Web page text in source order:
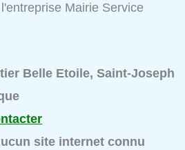
Mairie Service
Belle Etoile, Saint-Joseph
site internet connu